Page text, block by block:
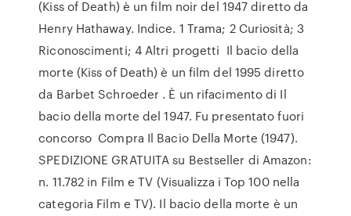
(Kiss of Death) è un film noir del 1947 diretto da
Henry Hathaway. Indice. 1 Trama; 2 Curiosità; 3
Riconoscimenti; 4 Altri progetti Il bacio della
morte (Kiss of Death) è un film del 1995 diretto
da Barbet Schroeder . È un rifacimento di Il
bacio della morte del 1947. Fu presentato fuori
concorso Compra Il Bacio Della Morte (1947).
SPEDIZIONE GRATUITA su Bestseller di Amazon:
n. 11.782 in Film e TV (Visualizza i Top 100 nella
categoria Film e TV). Il bacio della morte è un